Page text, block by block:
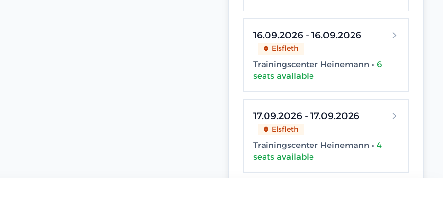
16.09.2026 - 16.09.2026
Elsfleth
Trainingscenter Heinemann • 6
seats available
17.09.2026 - 17.09.2026
Elsfleth
Trainingscenter Heinemann • 4
seats available